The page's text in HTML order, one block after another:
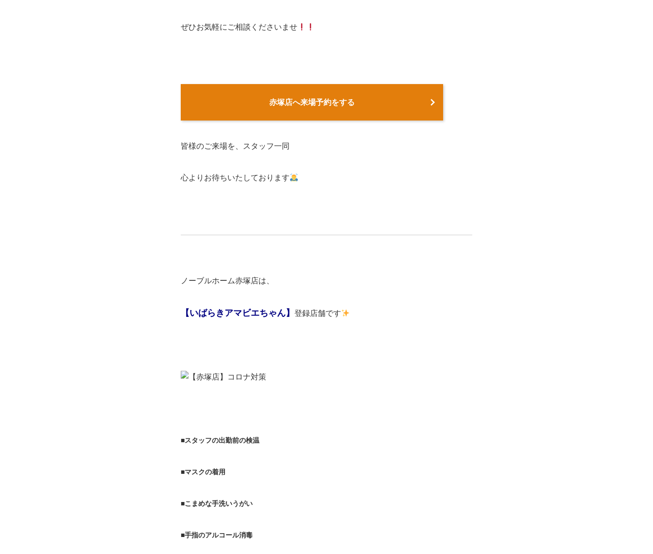
ぜひお気軽にご相談くださいませ
赤塚店へ来場予約をする
皆様のご来場を、スタッフ一同
心よりお待ちいたしております
ノーブルホーム赤塚店は、
【いばらきアマビエちゃん】 登録店舗です
■スタッフの出勤前の検温
■マスクの着用
■こまめな手洗いうがい
■手指のアルコール消毒